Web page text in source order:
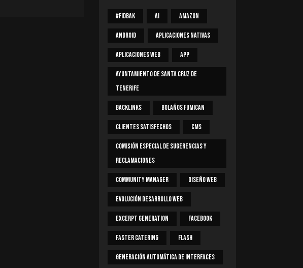
#Fidbak AI Amazon
Android Aplicaciones Nativas
Aplicaciones Web App
Ayuntamiento De Santa Cruz De
Tenerife
Backlinks Bolaños Fumican
Clientes Satisfechos CMS
Comisión Especial De Sugerencias Y
Reclamaciones
Community Manager Diseño Web
Evolución Desarrollo Web
Excerpt Generation Facebook
Faster Catering Flash
Generación Automática De Interfaces